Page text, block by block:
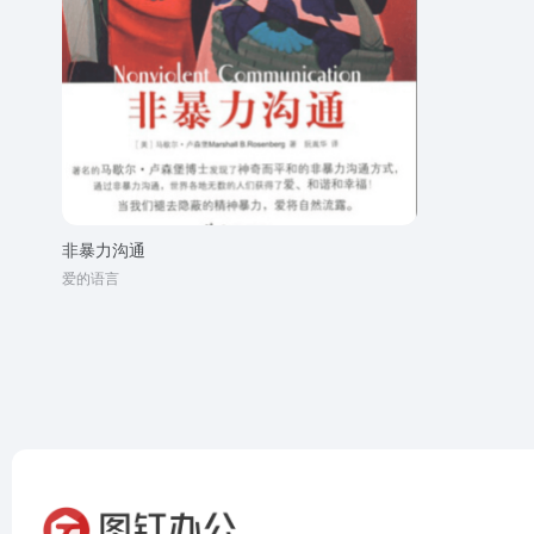
非暴力沟通
爱的语言